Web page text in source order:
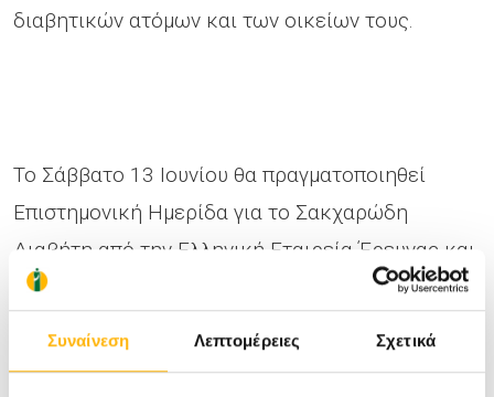
Συναίνεση Λεπτομέρειες Σχετικά
διαβητικών ατόμων και των οικείων τους.
Το Σάββατο 13 Ιουνίου θα πραγματοποιηθεί
Επιστημονική Ημερίδα για το Σακχαρώδη
Διαβήτη από την Ελληνική Εταιρεία Έρευνας και
Εκπαίδευσης στην Πρωτοβάθμια Φροντίδα